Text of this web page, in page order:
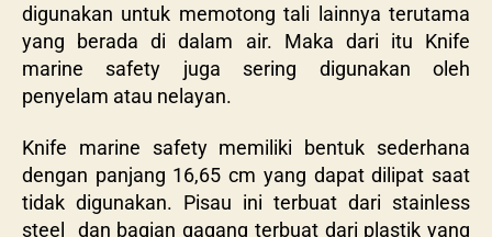
digunakan untuk memotong tali lainnya terutama
yang berada di dalam air. Maka dari itu Knife
marine safety juga sering digunakan oleh
penyelam atau nelayan.
Knife marine safety memiliki bentuk sederhana
dengan panjang 16,65 cm yang dapat dilipat saat
tidak digunakan. Pisau ini terbuat dari stainless
steel dan bagian gagang terbuat dari plastik yang